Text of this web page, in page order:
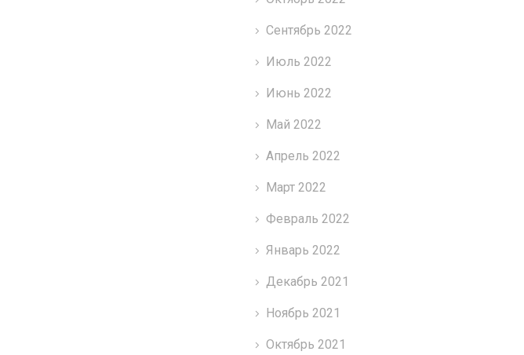
Сентябрь 2022
Июль 2022
Июнь 2022
Май 2022
Апрель 2022
Март 2022
Февраль 2022
Январь 2022
Декабрь 2021
Ноябрь 2021
Октябрь 2021